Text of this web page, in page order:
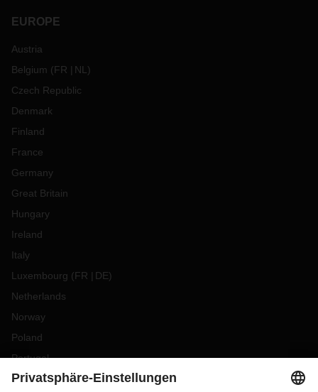
EUROPE
Austria
Belgium (FR NL )
Czech Republic
Denmark
Finland
France
Germany
Great Britain
Hungary
Ireland
Italy
Luxembourg (FR DE)
Netherlands
Norway
Poland
Portugal
Romania